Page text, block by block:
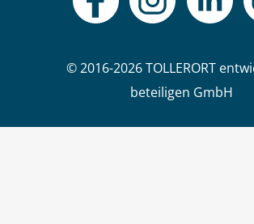
© 2016-2026 TOLLERORT
beteiligen GmbH